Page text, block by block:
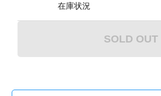
在庫状況
SOLD OUT